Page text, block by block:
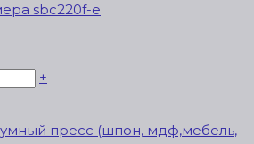
sbc220f-e
+